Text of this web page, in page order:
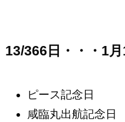
13/366日・・・1
ピース記念日
咸臨丸出航記念日